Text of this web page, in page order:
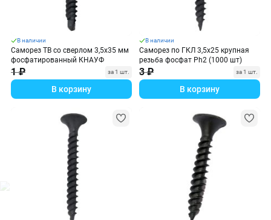
В наличии
Саморез TB со сверлом 3,5х35 мм
фосфатированный КНАУФ
1 ₽ за 1 шт.
В корзину
В наличии
Саморез по ГКЛ 3,5х25 крупная
резьба фосфат Ph2 (1000 шт)
3 ₽ за 1 шт.
В корзину